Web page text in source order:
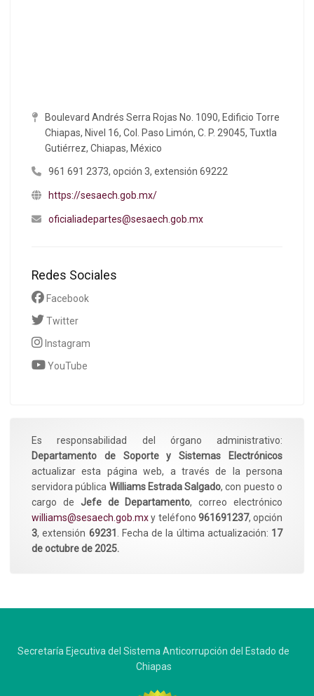
Boulevard Andrés Serra Rojas No. 1090, Edificio Torre
Chiapas, Nivel 16, Col. Paso Limón, C. P. 29045, Tuxtla
Gutiérrez, Chiapas, México
961 691 2373, opción 3, extensión 69222
https://sesaech.gob.mx/
oficialiadepartes@sesaech.gob.mx
Redes Sociales
Facebook
Twitter
Instagram
YouTube
Es responsabilidad del órgano administrativo:
Departamento de Soporte y Sistemas Electrónicos
actualizar esta página web, a través de la persona
servidora pública Williams Estrada Salgado, con puesto o
cargo de Jefe de Departamento, correo electrónico
williams@sesaech.gob.mxy teléfono 961691237, opción
3, extensión 69231 . Fecha de la última actualización: 17
de octubre de 2025.
Secretaría Ejecutiva del Sistema Anticorrupción del Estado de
Chiapas